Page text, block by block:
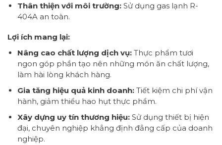
Thân thiện với môi trường:Sử dụng gas lạnh R-
404A an toàn.
Lợi ích mang lại:
Nâng cao chất lượng dịch vụ:Thực phẩm tươi
ngon góp phần tạo nên những món ăn chất lượng,
làm hài lòng khách hàng.
Gia tăng hiệu quả kinh doanh:Tiết kiệm chi phí vận
hành, giảm thiểu hao hụt thực phẩm.
Xây dựng uy tín thương hiệu:Sử dụng thiết bị hiện
đại, chuyên nghiệp khẳng định đẳng cấp của doanh
nghiệp.